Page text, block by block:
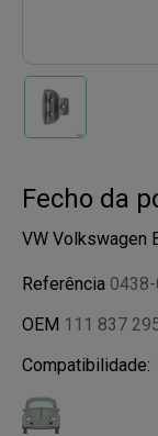
Fecho da
VW Volkswagen
Referência
OEM 111 837
Compatibilidade: